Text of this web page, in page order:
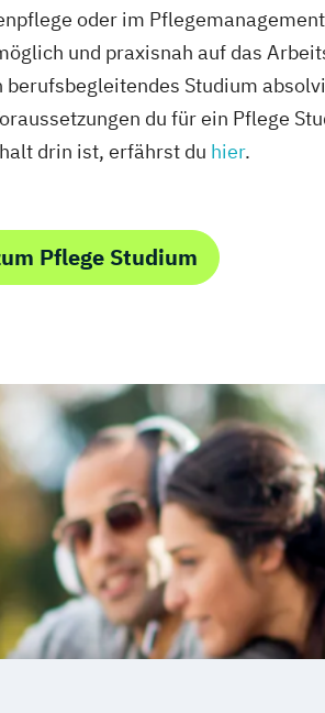
oder im
und praxisnah auf das
Studium
du für ein Pflege
drin ist, erfährst du hier.
Pflege Studium